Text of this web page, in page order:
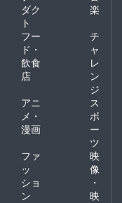
ダク
ト
楽
フー
ド・
飲食
店
チ
ャ
レ
ン
ジ
アニ
メ・
漫画
ス
ポ
ー
ツ
ファ
ッ
ショ
ン
映
像
・
映